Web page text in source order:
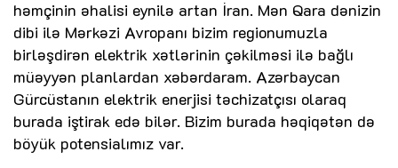
həmçinin əhalisi eynilə artan İran. Mən Qara dənizin
dibi ilə Mərkəzi Avropanı bizim regionumuzla
birləşdirən elektrik xətlərinin çəkilməsi ilə bağlı
müəyyən planlardan xəbərdaram. Azərbaycan
Gürcüstanın elektrik enerjisi təchizatçısı olaraq
burada iştirak edə bilər. Bizim burada həqiqətən də
böyük potensialımız var.